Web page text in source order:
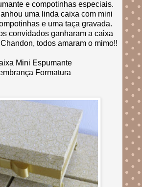
e compotinhas especiais.
uma linda caixa com mini
e uma taça gravada.
convidados ganharam a caixa
todos amaram o mimo!!
Mini Espumante
Formatura